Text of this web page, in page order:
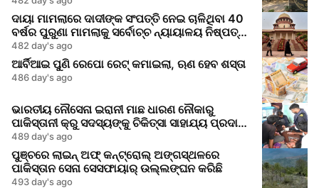
ଦାୟା ମାମଲାରେ ଦାଦୀଙ୍କ ସଂପତ୍ତି ନେଇ ଚାଳିଥିବା 40
ବର୍ଷର ପୁରୁଣା ମାମଲାକୁ ସର୍ବୋଚ୍ଚ ନ୍ୟାୟାଳୟ ନିଷ୍ପତ୍ତି
କଲା
482 day's ago
ଆର୍ବିଆଇ ପୁଣି ରେପୋ ରେଟ୍ କମାଇଲା, ଋଣ ହେବ ଶସ୍ତା
486 day's ago
ଭାରତୀୟ ନୌସେନା ଇରାନୀ ମାଛ ଧାରଣ ନୌକାରୁ
ପାକିସ୍ତାନୀ କ୍ରୁ ସଦସ୍ୟଙ୍କୁ ଚିକିତ୍ସା ସାହାଯ୍ୟ ପ୍ରଦାନ
କଲେ
489 day's ago
ପୁଞ୍ଚରେ ଲାଇନ୍ ଅଫ୍ କନ୍ଟ୍ରୋଲ୍ ଅଙ୍ଗସ୍ଥଳରେ
ପାକିସ୍ତାନ ସେନା ସେସଫାୟାର୍ ଉଲ୍ଲଙ୍ଘନ କରିଛି
493 day's ago